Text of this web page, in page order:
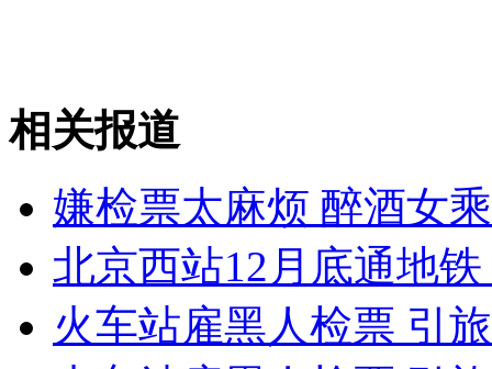
无痛分娩是否安全 医生回应
外交部：反对强权政治霸凌主义
相关报道
嫌检票太麻烦 醉酒女
北京西站12月底通地
火车站雇黑人检票 引